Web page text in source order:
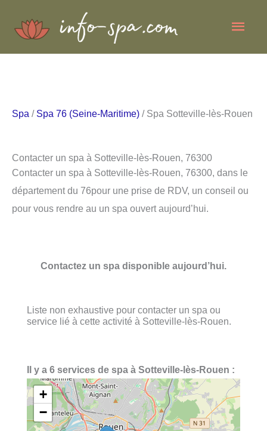
Spa / Spa 76 (Seine-Maritime) / Spa Sotteville-lès-Rouen
Contacter un spa à Sotteville-lès-Rouen, 76300
Contacter un spa à Sotteville-lès-Rouen, 76300, dans le
département du 76pour une prise de RDV, un conseil ou
pour vous rendre au un spa ouvert aujourd’hui.
Contactez un spa disponible aujourd’hui.
Liste non exhaustive pour contacter un spa ou
service lié à cette activité à Sotteville-lès-Rouen.
Il y a 6 services de spa à Sotteville-lès-Rouen :
+
−